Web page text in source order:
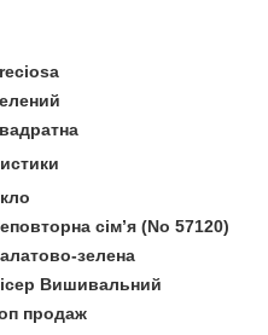
сім’я (No 57120)
зелена
Вишивальний
продаж